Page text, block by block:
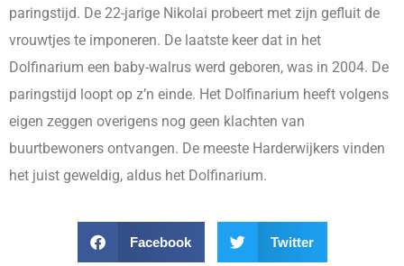
paringstijd. De 22-jarige Nikolai probeert met zijn gefluit de
vrouwtjes te imponeren. De laatste keer dat in het
Dolfinarium een baby-walrus werd geboren, was in 2004. De
paringstijd loopt op z’n einde. Het Dolfinarium heeft volgens
eigen zeggen overigens nog geen klachten van
buurtbewoners ontvangen. De meeste Harderwijkers vinden
het juist geweldig, aldus het Dolfinarium.
Facebook Twitter